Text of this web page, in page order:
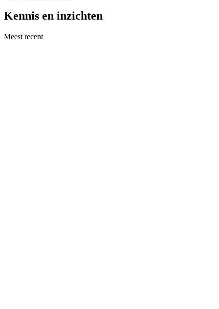
Kennis en inzichten
Meest recent